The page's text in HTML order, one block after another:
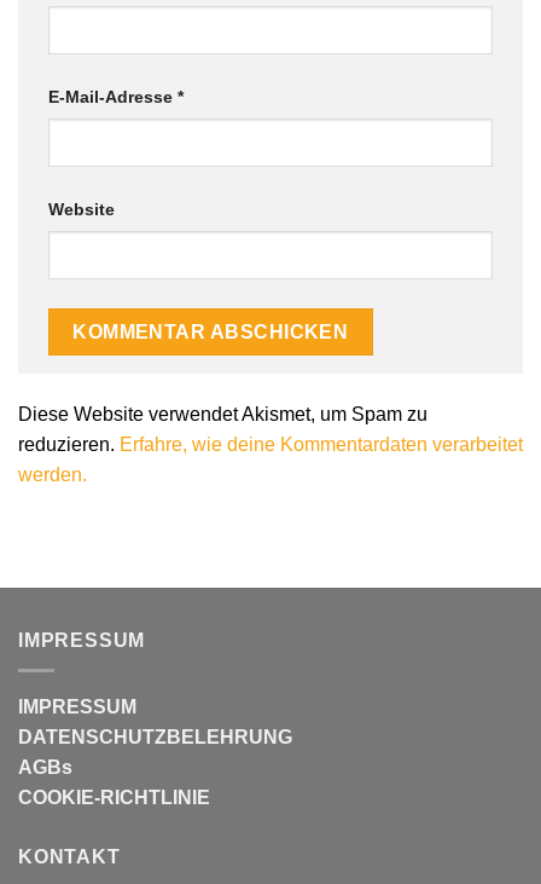
E-Mail-Adresse *
Website
Diese Website verwendet Akismet, um Spam zu
reduzieren. Erfahre, wie deine Kommentardaten verarbeitet
werden.
IMPRESSUM
IMPRESSUM
DATENSCHUTZBELEHRUNG
AGBs
COOKIE-RICHTLINIE
KONTAKT